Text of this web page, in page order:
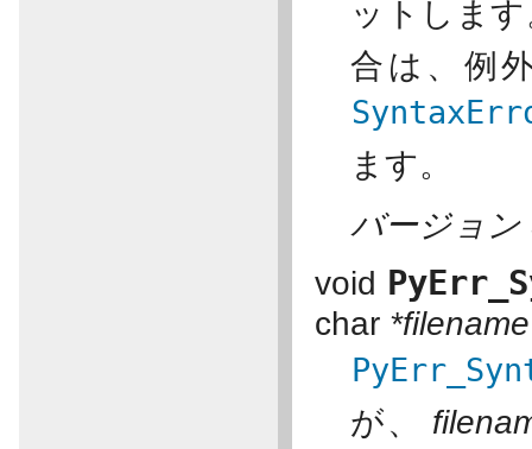
ットしま
合は、例
ます。
バージョン
void
char *filename
が、